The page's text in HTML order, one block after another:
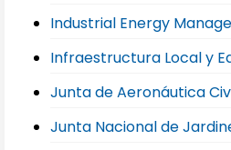
Industrial Energy
Infraestructura Local y
Junta de Aeronáutica
Junta Nacional de